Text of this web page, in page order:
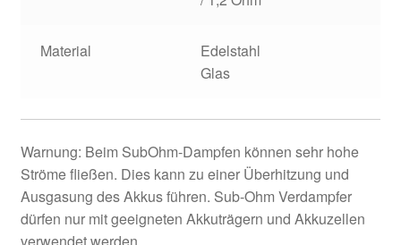
Material
Edelstahl
Glas
Warnung: Beim SubOhm-Dampfen können sehr hohe
Ströme fließen. Dies kann zu einer Überhitzung und
Ausgasung des Akkus führen. Sub-Ohm Verdampfer
dürfen nur mit geeigneten Akkuträgern und Akkuzellen
verwendet werden.